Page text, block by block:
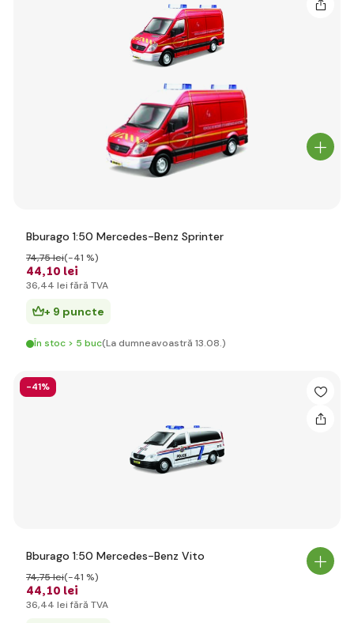
Bburago 1:50 Mercedes-Benz Sprinter
44,10 lei
74,75 lei(-41 %)
36,44 lei fără TVA
+ 9 puncte
În stoc > 5 buc(La dumneavoastră 13.08.)
-41%
Bburago 1:50 Mercedes-Benz Vito
44,10 lei
74,75 lei(-41 %)
36,44 lei fără TVA